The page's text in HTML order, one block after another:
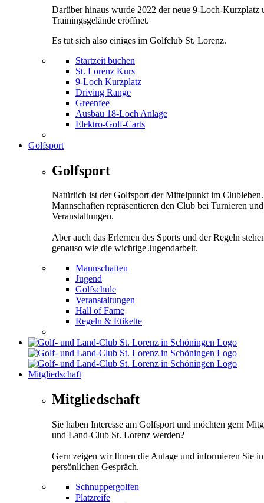
Darüber hinaus wurde 2022 der neue 9-Loch-Kurzplatz
Trainingsgelände eröffnet.
Es tut sich also einiges im Golfclub St. Lorenz.
Startzeit buchen
St. Lorenz Kurs
9-Loch Kurzplatz
Driving Range
Greenfee
Ausbau 18-Loch Anlage
Elektro-Golf-Carts
Golfsport
Golfsport
Natürlich ist der Golfsport der Mittelpunkt im
Mannschaften repräsentieren den Club bei Turnieren und
Veranstaltungen.
Aber auch das Erlernen des Sports und der Regeln
genauso wie die wichtige Jugendarbeit.
Mannschaften
Jugend
Golfschule
Veranstaltungen
Hall of Fame
Regeln & Etikette
Mitgliedschaft
Mitgliedschaft
Sie haben Interesse am Golfsport und möchten gern
und Land-Club St. Lorenz werden?
Gern zeigen wir Ihnen die Anlage und informieren Sie
persönlichen Gespräch.
Schnuppergolfen
Platzreife